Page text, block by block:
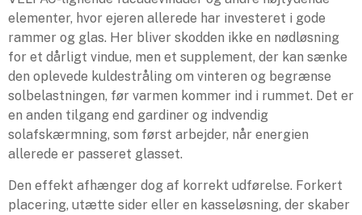
elementer, hvor ejeren allerede har investeret i gode
rammer og glas. Her bliver skodden ikke en nødløsning
for et dårligt vindue, men et supplement, der kan sænke
den oplevede kuldestråling om vinteren og begrænse
solbelastningen, før varmen kommer ind i rummet. Det er
en anden tilgang end gardiner og indvendig
solafskærmning, som først arbejder, når energien
allerede er passeret glasset.
Den effekt afhænger dog af korrekt udførelse. Forkert
placering, utætte sider eller en kasseløsning, der skaber